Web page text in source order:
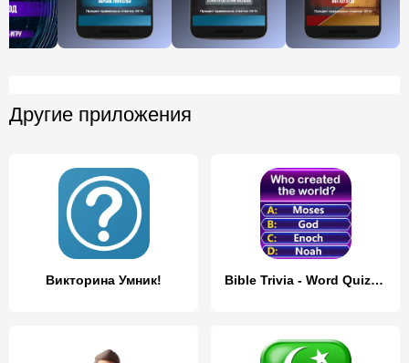
Другие приложения
Викторина Умник! Bible Trivia - Word Quiz Game